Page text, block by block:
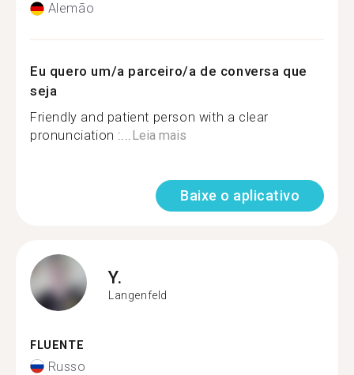
Alemão
Eu quero um/a parceiro/a de conversa que
seja
Friendly and patient person with a clear
pronunciation :...Leia mais
Baixe o aplicativo
Y.
Langenfeld
FLUENTE
Russo